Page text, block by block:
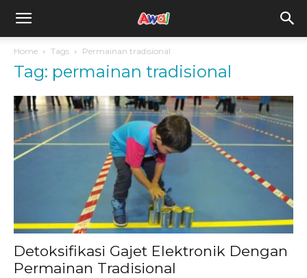
awal.my
Home Tags Permainan tradisional
Tag: permainan tradisional
Detoksifikasi Gajet Elektronik Dengan
Permainan Tradisional